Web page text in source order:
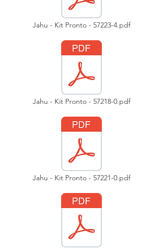
Jahu - Kit Pronto - 57223-4.pdf
Jahu - Kit Pronto - 57218-0.pdf
Jahu - Kit Pronto - 57221-0.pdf